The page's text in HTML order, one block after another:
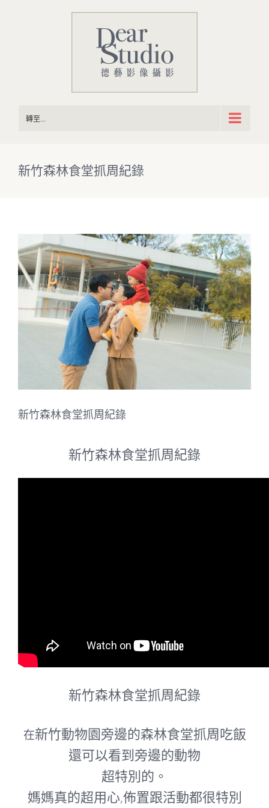
轉至...
新竹森林食堂抓周紀錄
Larger
Image
新竹森林食堂抓周紀錄
新竹森林食堂抓周紀錄
新竹森林食堂抓周紀錄
在新竹動物園旁邊的森林食堂抓周吃飯
還可以看到旁邊的動物
超特別的。
媽媽真的超用心,佈置跟活動都很特別